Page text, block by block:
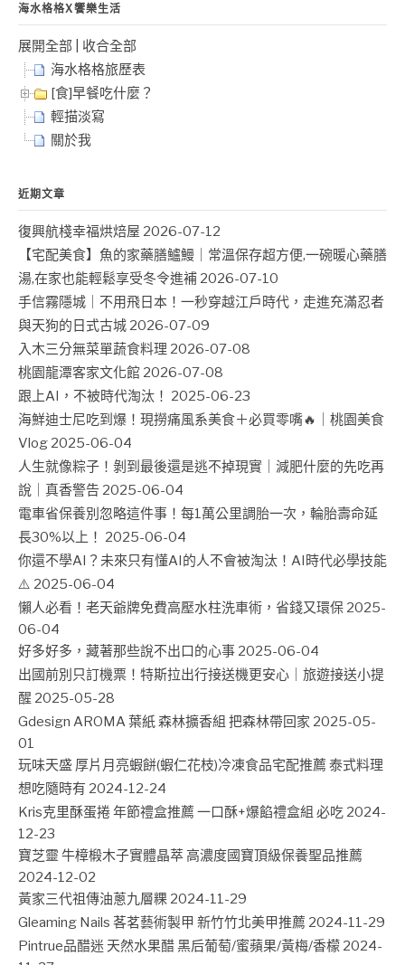
海水格格X饗樂生活
展開全部
收合全部
海水格格旅歷表
[食]早餐吃什麼？
輕描淡寫
關於我
近期文章
復興航棧幸福烘焙屋 2026-07-12
【宅配美食】魚的家藥膳鱸鰻｜常溫保存超方便,一碗暖心藥膳
湯,在家也能輕鬆享受冬令進補 2026-07-10
手信霧隱城｜不用飛日本！一秒穿越江戶時代，走進充滿忍者
與天狗的日式古城 2026-07-09
入木三分無菜單蔬食料理 2026-07-08
桃園龍潭客家文化館 2026-07-08
跟上AI，不被時代淘汰！ 2025-06-23
海鮮迪士尼吃到爆！現撈痛風系美食＋必買零嘴🔥｜桃園美食
Vlog 2025-06-04
人生就像粽子！剝到最後還是逃不掉現實｜減肥什麼的先吃再
說｜真香警告 2025-06-04
電車省保養別忽略這件事！每1萬公里調胎一次，輪胎壽命延
長30%以上！ 2025-06-04
你還不學AI？未來只有懂AI的人不會被淘汰！AI時代必學技能
⚠️ 2025-06-04
懶人必看！老天爺牌免費高壓水柱洗車術，省錢又環保 2025-
06-04
好多好多，藏著那些說不出口的心事 2025-06-04
出國前別只訂機票！特斯拉出行接送機更安心｜旅遊接送小提
醒 2025-05-28
Gdesign AROMA 葉紙 森林擴香組 把森林帶回家 2025-05-
01
玩味天盛 厚片月亮蝦餅(蝦仁花枝)冷凍食品宅配推薦 泰式料理
想吃隨時有 2024-12-24
Kris克里酥蛋捲 年節禮盒推薦 一口酥+爆餡禮盒組 必吃 2024-
12-23
寶芝靈 牛樟椴木子實體晶萃 高濃度國寶頂級保養聖品推薦
2024-12-02
黃家三代祖傳油蔥九層粿 2024-11-29
Gleaming Nails 茖茗藝術製甲 新竹竹北美甲推薦 2024-11-29
Pintrue品醋迷 天然水果醋 黑后葡萄/蜜蘋果/黃梅/香檬 2024-